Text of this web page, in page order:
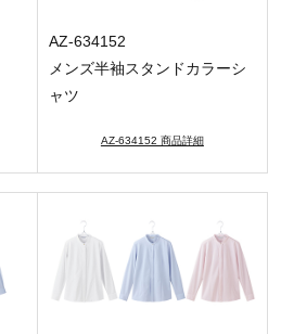
AZ-634152
メンズ半袖スタンドカラーシ
ャツ
AZ-634152 商品詳細